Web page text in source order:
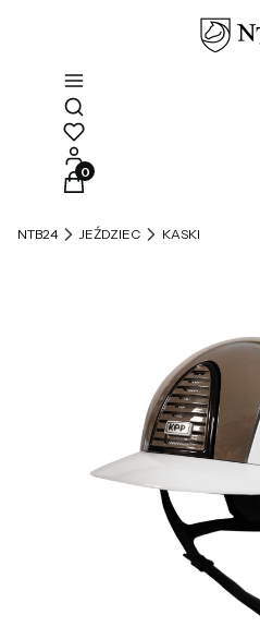
Otwórz wyszukiwarkę
Produkty w koszyku: 0.
NTB24 JEŹDZIEC KASKI